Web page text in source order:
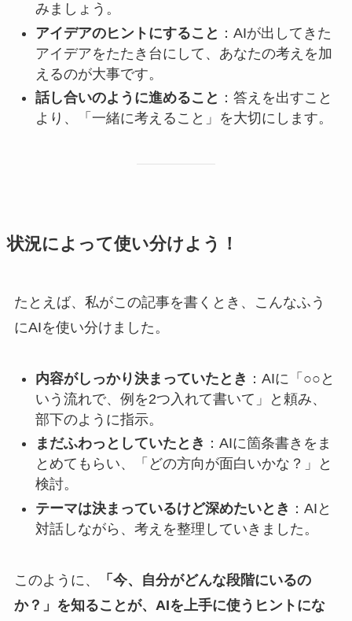
みましょう。
アイデアのヒントにすること ：AIが出してきた
アイデアをたたき台にして、あなたの考えを加
えるのが大事です。
話し合いのように進めること ：答えを出すこと
より、「一緒に考えること」を大切にします。
状況によって使い分けよう！
たとえば、私がこの記事を書くとき、こんなふう
にAIを使い分けました。
内容がしっかり決まっていたとき ：AIに「○○と
いう流れで、例を2つ入れて書いて」と頼み、
部下のように指示。
まだふわっとしていたとき ：AIに箇条書きをま
とめてもらい、「どの方向が面白いかな？」と
検討。
テーマは決まっているけど深めたいとき ：AIと
対話しながら、考えを整理していきました。
このように、
「今、自分がどんな段階にいるの
か？」を知ることが、AIを上手に使うヒントにな